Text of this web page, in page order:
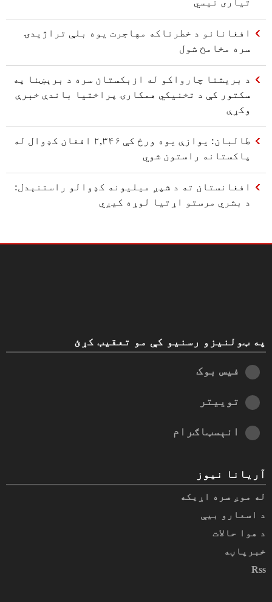
افغانانو د خطرناکه مهاجرت یوه بلې تراژیدۍ
سره مخامخ شول
د بريشنا چارواکو له ازبکستان سره د برېښنا په
سکتور کې د تخنیکي همکارۍ پراختیا باندې خبرې
وکړې
طالبان: یوازې یوه ورځ کې ۲,۳۴۶ افغان کډوال له
پاکستانه راستون شوي
افغانستان ته د شپږ میلیونه کډوالو راستنېدل:
د بشري مرستو اړتیا لوړه کیږي
په ټولنیزو رسنیو کې مو تعقیب کړئ
فیس بوک
توییتر
انېسټاګرام
آریانا نیوز
له موږ سره اړیکه
د اسعارو بیې
د هوا حالات
خبرپاڼه
Rss